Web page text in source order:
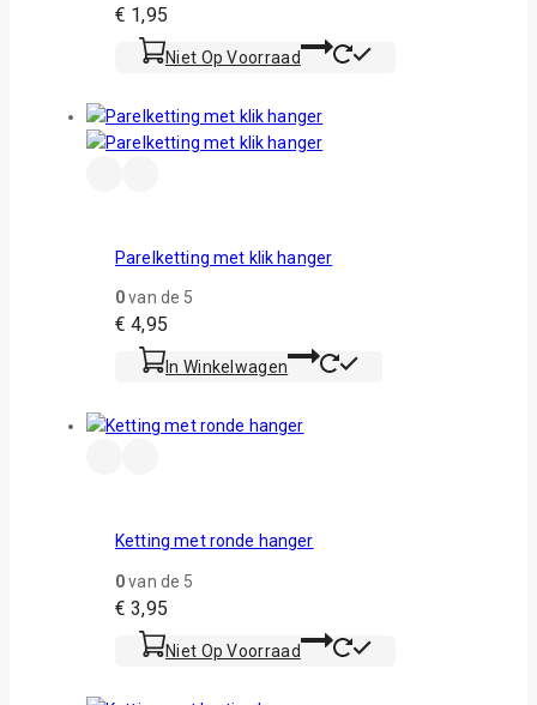
€ 1,95
Niet Op Voorraad
Parelketting met klik hanger
0van de 5
€ 4,95
In Winkelwagen
Ketting met ronde hanger
0van de 5
€ 3,95
Niet Op Voorraad